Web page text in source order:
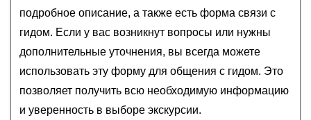
подробное описание, а также есть форма связи с
гидом. Если у вас возникнут вопросы или нужны
дополнительные уточнения, вы всегда можете
использовать эту форму для общения с гидом. Это
позволяет получить всю необходимую информацию
и уверенность в выборе экскурсии.